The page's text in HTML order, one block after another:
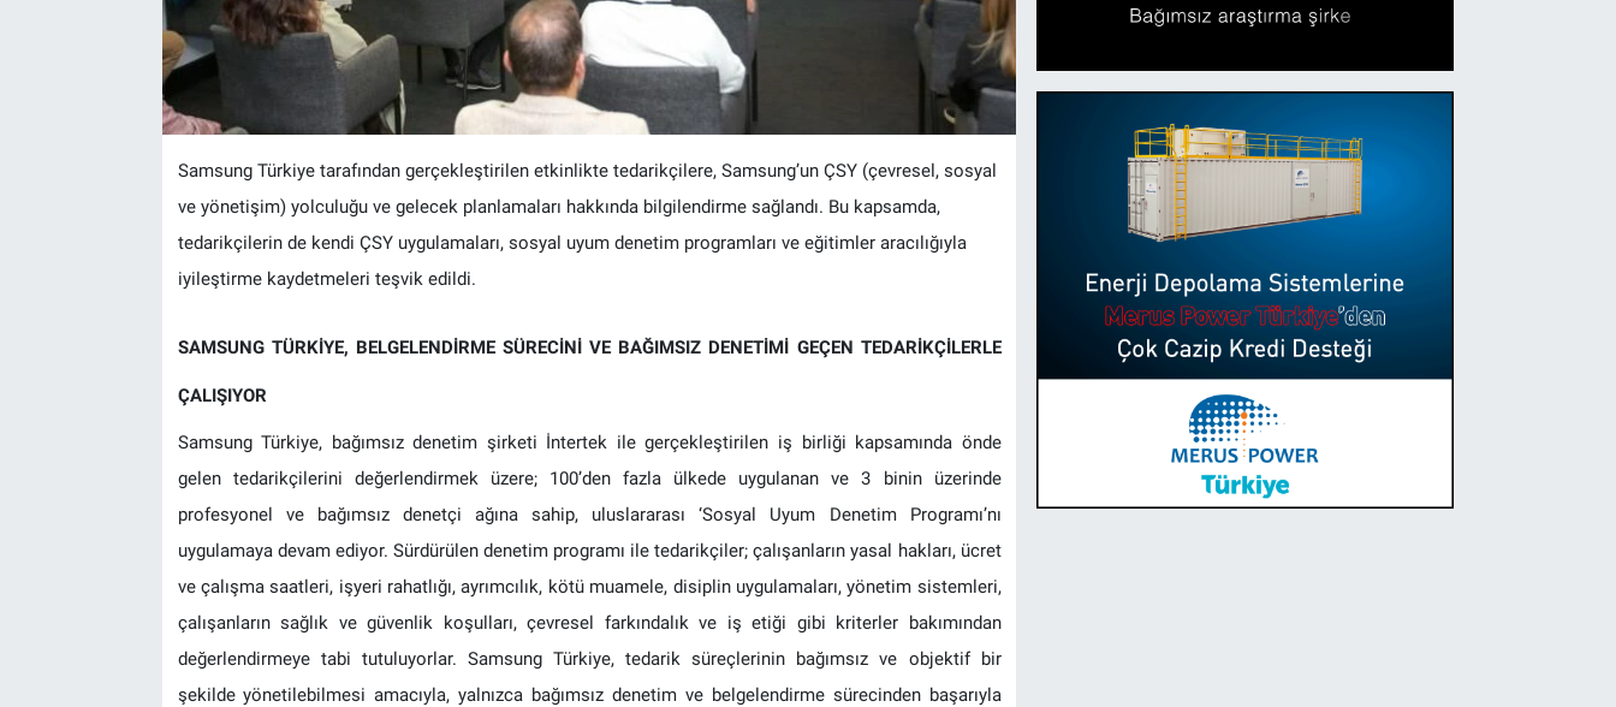
Samsung Türkiye tarafından gerçekleştirilen etkinlikte tedarikçilere, Samsung’un ÇSY (çevresel, sosyal
ve yönetişim) yolculuğu ve gelecek planlamaları hakkında bilgilendirme sağlandı. Bu kapsamda,
tedarikçilerin de kendi ÇSY uygulamaları, sosyal uyum denetim programları ve eğitimler aracılığıyla
iyileştirme kaydetmeleri teşvik edildi.
SAMSUNG TÜRKİYE, BELGELENDİRME SÜRECİNİ VE BAĞIMSIZ DENETİMİ GEÇEN TEDARİKÇİLERLE
ÇALIŞIYOR
Samsung Türkiye, bağımsız denetim şirketi İntertek ile gerçekleştirilen iş birliği kapsamında önde
gelen tedarikçilerini değerlendirmek üzere; 100’den fazla ülkede uygulanan ve 3 binin üzerinde
profesyonel ve bağımsız denetçi ağına sahip, uluslararası ‘Sosyal Uyum Denetim Programı’nı
uygulamaya devam ediyor. Sürdürülen denetim programı ile tedarikçiler; çalışanların yasal hakları, ücret
ve çalışma saatleri, işyeri rahatlığı, ayrımcılık, kötü muamele, disiplin uygulamaları, yönetim sistemleri,
çalışanların sağlık ve güvenlik koşulları, çevresel farkındalık ve iş etiği gibi kriterler bakımından
değerlendirmeye tabi tutuluyorlar. Samsung Türkiye, tedarik süreçlerinin bağımsız ve objektif bir
şekilde yönetilebilmesi amacıyla, yalnızca bağımsız denetim ve belgelendirme sürecinden başarıyla